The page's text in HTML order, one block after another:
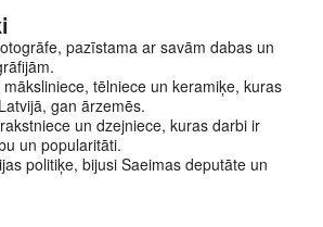
pazīstama ar savām dabas un
tēlniece un keramiķe, kuras
gan ārzemēs.
un dzejniece, kuras darbi ir
un popularitāti.
politiķe, bijusi Saeimas deputāte un